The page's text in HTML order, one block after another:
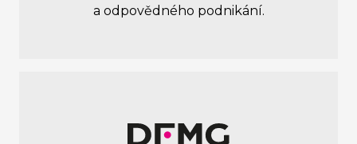
a odpovědného podnikání.